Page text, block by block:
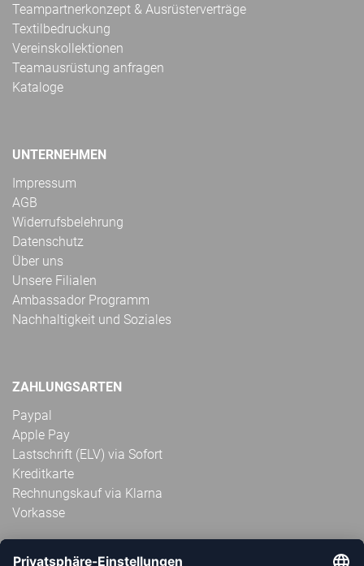
Teampartnerkonzept & Ausrüsterverträge
Textilbedruckung
Vereinskollektionen
Teamausrüstung anfragen
Kataloge
UNTERNEHMEN
Impressum
AGB
Widerrufsbelehrung
Datenschutz
Über uns
Unsere Filialen
Ambassador Programm
Nachhaltigkeit und Soziales
ZAHLUNGSARTEN
Paypal
Apple Pay
Lastschrift (ELV) via Sofort
Kreditkarte
Rechnungskauf via Klarna
Vorkasse